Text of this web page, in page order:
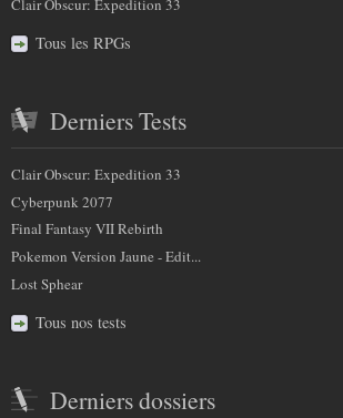
Clair Obscur: Expedition 33
Tous les RPGs
Derniers Tests
Clair Obscur: Expedition 33
Cyberpunk 2077
Final Fantasy VII Rebirth
Pokemon Version Jaune - Edit...
Lost Sphear
Tous nos tests
Derniers dossiers